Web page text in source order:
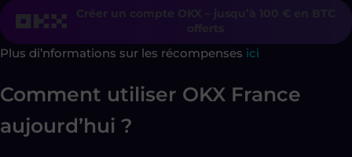
Créer un compte OKX – jusqu’à 100 € en BTC
offerts
Plus di’nformations sur les récompenses ici
Comment utiliser OKX France
aujourd’hui ?